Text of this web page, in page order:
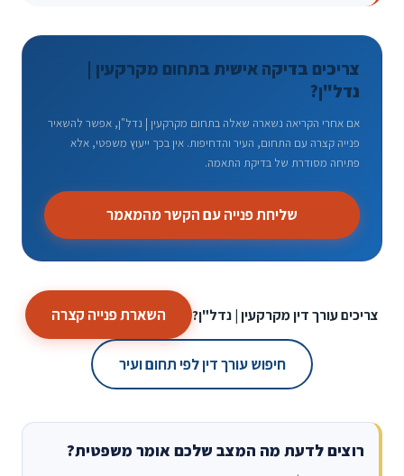
צריכים בדיקה אישית בתחום מקרקעין |
נדל"ן?
אם אחרי הקריאה נשארה שאלה בתחום מקרקעין | נדל"ן, אפשר להשאיר
פנייה קצרה עם התחום, העיר והדחיפות. אין בכך ייעוץ משפטי, אלא
פתיחה מסודרת של בדיקת התאמה.
שליחת פנייה עם הקשר מהמאמר
צריכים עורך דין מקרקעין | נדל"ן? השארת פנייה קצרה
חיפוש עורך דין לפי תחום ועיר
רוצים לדעת מה המצב שלכם אומר משפטית?